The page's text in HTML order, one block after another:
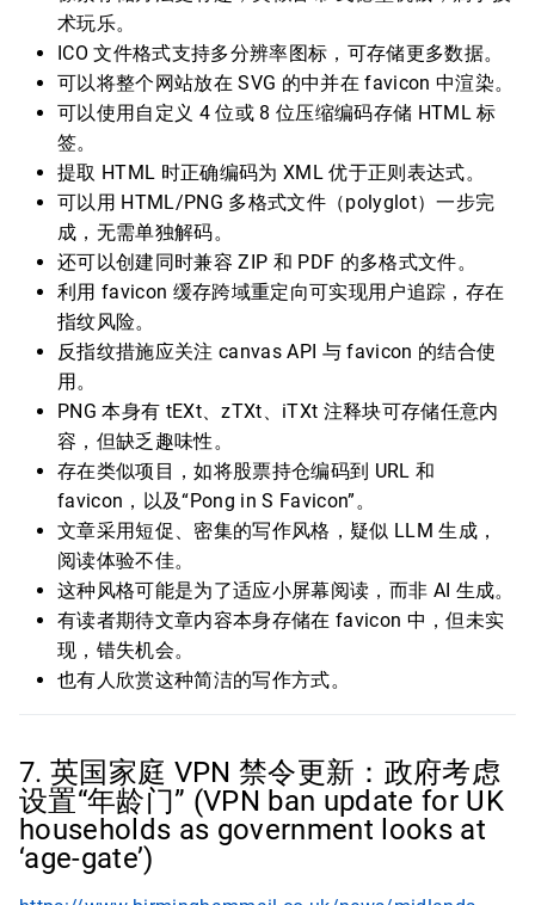
术玩乐。
ICO 文件格式支持多分辨率图标，可存储更多数据。
可以将整个网站放在 SVG 的中并在 favicon 中渲染。
可以使用自定义 4 位或 8 位压缩编码存储 HTML 标
签。
提取 HTML 时正确编码为 XML 优于正则表达式。
可以用 HTML/PNG 多格式文件（polyglot）一步完
成，无需单独解码。
还可以创建同时兼容 ZIP 和 PDF 的多格式文件。
利用 favicon 缓存跨域重定向可实现用户追踪，存在
指纹风险。
反指纹措施应关注 canvas API 与 favicon 的结合使
用。
PNG 本身有 tEXt、zTXt、iTXt 注释块可存储任意内
容，但缺乏趣味性。
存在类似项目，如将股票持仓编码到 URL 和
favicon，以及“Pong in S Favicon”。
文章采用短促、密集的写作风格，疑似 LLM 生成，
阅读体验不佳。
这种风格可能是为了适应小屏幕阅读，而非 AI 生成。
有读者期待文章内容本身存储在 favicon 中，但未实
现，错失机会。
也有人欣赏这种简洁的写作方式。
7. 英国家庭 VPN 禁令更新：政府考虑
设置“年龄门” (VPN ban update for UK
households as government looks at
‘age-gate’)